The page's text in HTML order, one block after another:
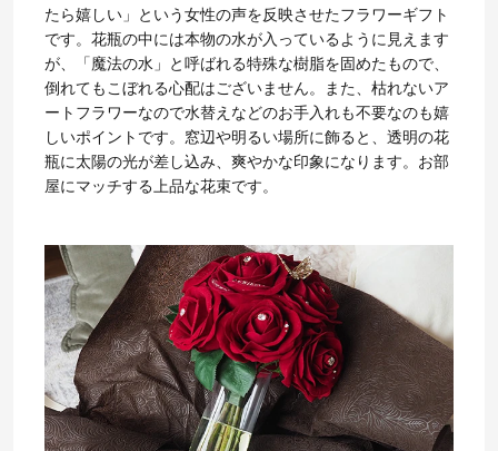
たら嬉しい」という女性の声を反映させたフラワーギフト
です。花瓶の中には本物の水が入っているように見えます
が、「魔法の水」と呼ばれる特殊な樹脂を固めたもので、
倒れてもこぼれる心配はございません。また、枯れないア
ートフラワーなので水替えなどのお手入れも不要なのも嬉
しいポイントです。窓辺や明るい場所に飾ると、透明の花
瓶に太陽の光が差し込み、爽やかな印象になります。お部
屋にマッチする上品な花束です。